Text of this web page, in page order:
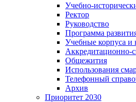
Учебно-
Ректор
Руководство
Программа
Учебные корпуса и
Аккредитационно-
Общежития
Использования
Телефонный
Архив
Приоритет 2030